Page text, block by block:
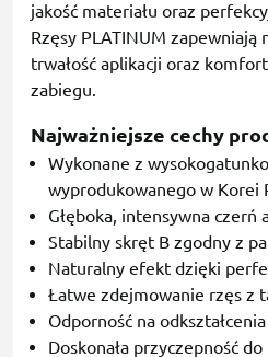
jakość materiału oraz
Rzęsy PLATINUM zapewniają
trwałość aplikacji oraz
zabiegu.
Najważniejsze cechy
Wykonane z
wyprodukowanego w Korei
Głęboka, intensywna czerń
Stabilny skręt B zgodny z
Naturalny efekt dzięki
Łatwe zdejmowanie rzęs z
Odporność na odkształcenia
Doskonała przyczepność